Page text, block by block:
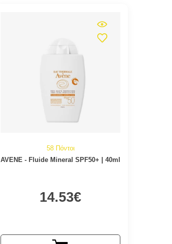
58 Πόντοι
AVENE - Fluide Mineral SPF50+ | 40ml
14.53€